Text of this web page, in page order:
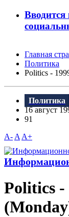
Вводится
Главная
Политика
Politics -
Политика
16 август
91
A- A A+
Politics -